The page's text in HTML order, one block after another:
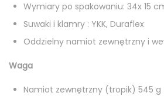
Wymiary po spakowaniu: 34x 15
Suwaki i klamry : YKK, Duraflex
Oddzielny namiot zewnętrzny i
Waga
Namiot zewnętrzny (tropik) 545 g